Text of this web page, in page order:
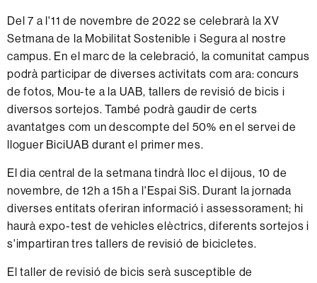
Del 7 a l'11 de novembre de 2022 se celebrarà la XV
Setmana de la Mobilitat Sostenible i Segura al nostre
campus. En el marc de la celebració, la comunitat campus
podrà participar de diverses activitats com ara: concurs
de fotos, Mou-te a la UAB, tallers de revisió de bicis i
diversos sortejos. També podrà gaudir de certs
avantatges com un descompte del 50% en el servei de
lloguer BiciUAB durant el primer mes.
El dia central de la setmana tindrà lloc el dijous, 10 de
novembre, de 12h a 15h a l'Espai SiS. Durant la jornada
diverses entitats oferiran informació i assessorament; hi
haurà expo-test de vehicles elèctrics, diferents sortejos i
s'impartiran tres tallers de revisió de bicicletes.
El taller de revisió de bicis serà susceptible de